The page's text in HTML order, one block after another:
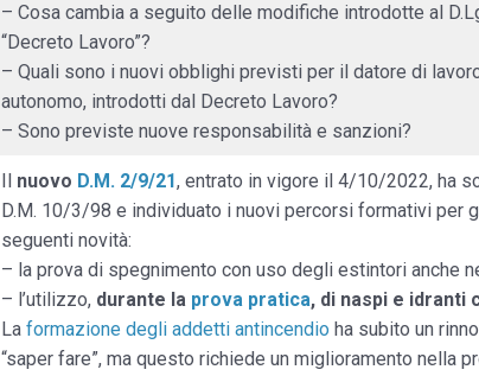
– Cosa cambia a seguito delle modifiche introdotte al
“Decreto Lavoro”?
– Quali sono i nuovi obblighi previsti per il datore di
autonomo, introdotti dal Decreto Lavoro?
– Sono previste nuove responsabilità e sanzioni?
Il nuovo D.M. 2/9/21, entrato in vigore il 4/10/2022, ha
D.M. 10/3/98 e individuato i nuovi percorsi formativi per
seguenti novità:
– la prova di spegnimento con uso degli estintori anche
– l’utilizzo, durante la prova pratica, di naspi e idranti
La formazione degli addetti antincendio ha subito un
“saper fare”, ma questo richiede un miglioramento nella